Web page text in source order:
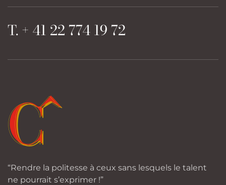
T. + 41 22 774 19 72
“Rendre la politesse à ceux sans lesquels le talent
ne pourrait s’exprimer !”